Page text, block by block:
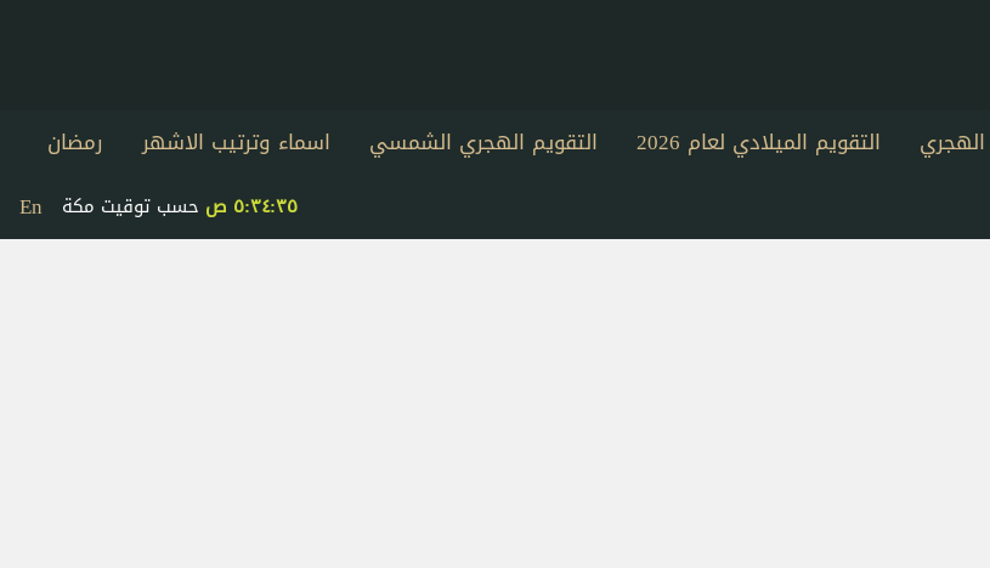
الهجري التقويم الميلادي لعام 2026 التقويم الهجري الشمسي اسماء وترتيب الاشهر
رمضان
En ٥:٣٤:٣٥ ص حسب توقيت مكة